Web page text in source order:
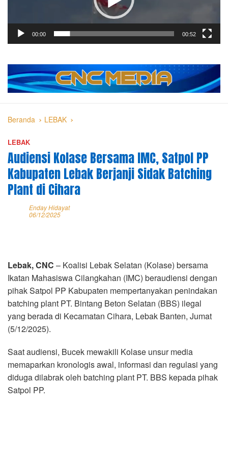
00:00 00:52
Beranda LEBAK
LEBAK
Audiensi Kolase Bersama IMC, Satpol PP
Kabupaten Lebak Berjanji Sidak Batching
Plant di Cihara
Enday Hidayat
06/12/2025
Lebak, CNC – Koalisi Lebak Selatan (Kolase) bersama
Ikatan Mahasiswa Cilangkahan (IMC) beraudiensi dengan
pihak Satpol PP Kabupaten mempertanyakan penindakan
batching plant PT. Bintang Beton Selatan (BBS) ilegal
yang berada di Kecamatan Cihara, Lebak Banten, Jumat
(5/12/2025).
Saat audiensi, Bucek mewakili Kolase unsur media
memaparkan kronologis awal, informasi dan regulasi yang
diduga dilabrak oleh batching plant PT. BBS kepada pihak
Satpol PP.